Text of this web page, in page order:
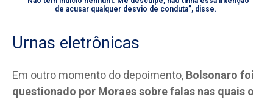
de acusar qualquer desvio de conduta”, disse.
Urnas eletrônicas
Em outro momento do depoimento, Bolsonaro foi
questionado por Moraes sobre falas nas quais o